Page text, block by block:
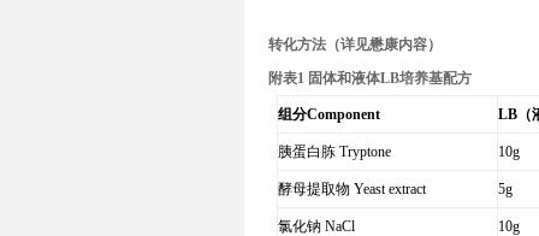
转化方法（详见懋康内容）
附表1 固体和液体LB培养基配方
组分Component LB
胰蛋白胨 Tryptone 10g
酵母提取物 Yeast extract 5g
氯化钠 NaCl 10g